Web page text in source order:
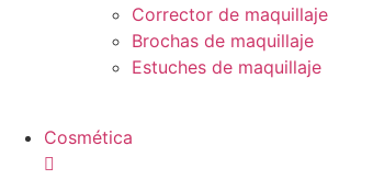
Corrector de maquillaje
Brochas de maquillaje
Estuches de maquillaje
Cosmética